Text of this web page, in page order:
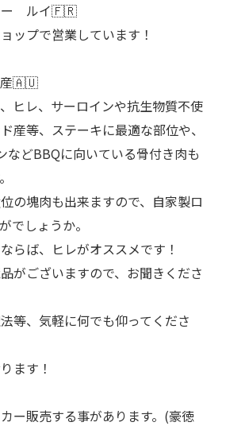
ー ルイ🇫🇷
ップで営業しています！
産🇦🇺
ヒレ、サーロインや抗生物質不使
産等、ステーキに最適な部位や、
などBBQに向いている骨付き肉も
の塊肉も出来ますので、自家製ロ
でしょうか。
らば、ヒレがオススメです！
がございますので、お聞きくださ
等、気軽に何でも仰ってくださ
ます！
ー販売する事があります。(豪徳